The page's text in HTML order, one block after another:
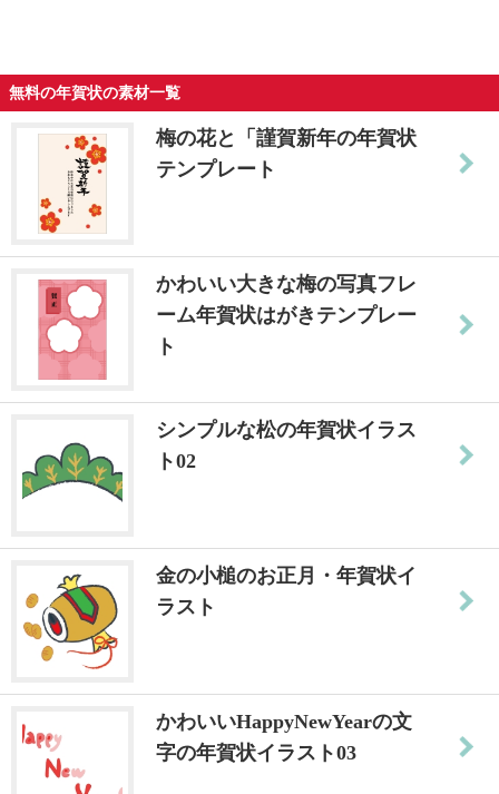
無料の年賀状の素材一覧
梅の花と「謹賀新年の年賀状
テンプレート
かわいい大きな梅の写真フレ
ーム年賀状はがきテンプレー
ト
シンプルな松の年賀状イラス
ト02
金の小槌のお正月・年賀状イ
ラスト
かわいいHappyNewYearの文
字の年賀状イラスト03